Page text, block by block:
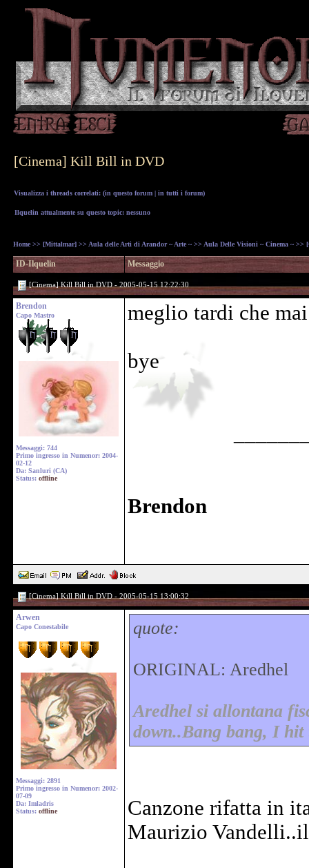
[Cinema] Kill Bill in DVD
Visualizza i threads correlati: (in questo forum | in tutti i forum)
Ilquelin attualmente su questo topic: nessuno
Home >> [Mittalmar] >> Aula delle Arti di Arandor ~ Arte ~ >> Aula Delle Visioni ~ Cinema ~ >>
ID-Ilquelin Messaggio
[Cinema] Kill Bill in DVD - 2005-05-15 12:22:30
Brendon
Capo Mastro
Messaggi: 744
Primo ingresso in Numenor: 2004-
02-12
Da: Sanluri (CA)
Status: offline
meglio tardi che
bye
Brendon
[Cinema] Kill Bill in DVD - 2005-05-15 13:00:32
Arwen
Capo Conestabile
Messaggi: 2891
Primo ingresso in Numenor: 2002-
07-09
Da: Imladris
Status: offline
quote:
ORIGINAL: Aredhel
Aredhel si allontana
down..Bang bang, I
Canzone rifatta in
Maurizio